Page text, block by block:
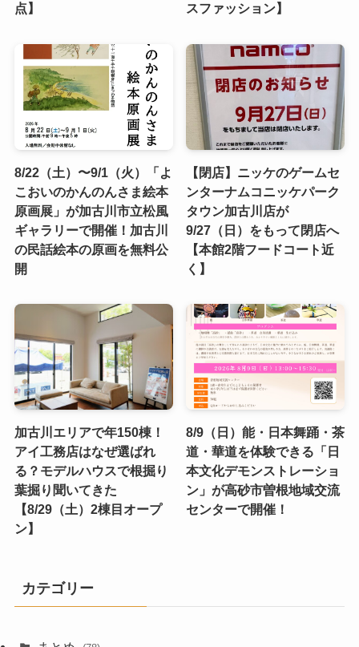
点】
スファッション】
8/22（土）〜9/1（火）「よ
こおいのかんのんさま絵本
原画展」が加古川市立松風
ギャラリーで開催！加古川
の民話絵本の原画を無料公
開
【閉店】ニッケのゲームセ
ンターナムコニッケパーク
タウン加古川店が
9/27（日）をもって閉店へ
【本館2階フードコート近
く】
加古川エリアで年150棟！
アイ工務店はなぜ選ばれ
る？モデルハウスで根掘り
葉掘り聞いてきた
【8/29（土）2棟目オープ
ン】
8/9（日）能・日本舞踊・茶
道・華道を体験できる「日
本文化デモンストレーショ
ン」が高砂市曽根地域交流
センターで開催！
カテゴリー